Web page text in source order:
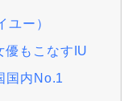
ユー）
優もこなすIU
国内No.1